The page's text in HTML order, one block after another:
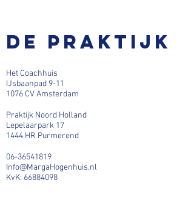
De praktijk
Het Coachhuis
IJsbaanpad 9-11
1076 CV Amsterdam
Praktijk Noord Holland
Lepelaarpark 17
1444 HR Purmerend
06-36541819
Info@MargaHogenhuis.nl
KvK: 66884098